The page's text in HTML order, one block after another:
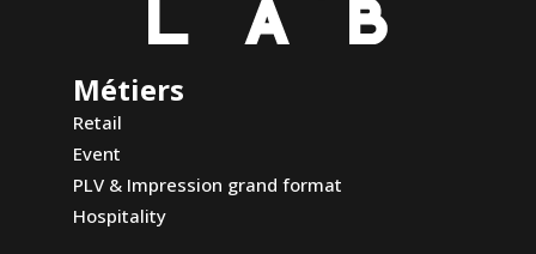
Métiers
Retail
Event
PLV & Impression grand format
Hospitality